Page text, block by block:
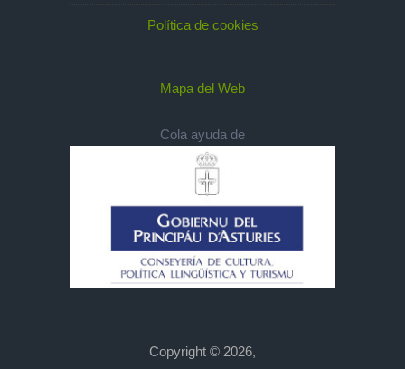
Política de cookies
Mapa del Web
Cola ayuda de
Copyright © 2026,